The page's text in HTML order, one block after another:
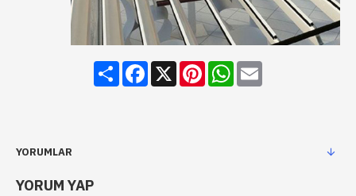
ShareFacebook
X PinterestWhatsApp
Email
YORUMLAR
YORUM YAP